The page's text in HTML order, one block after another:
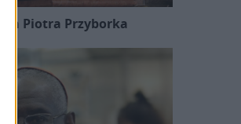
Piotra Przyborka